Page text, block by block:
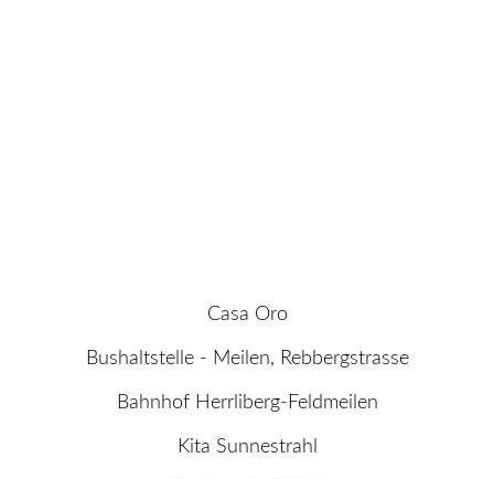
Casa Oro
Bushaltstelle - Meilen, Rebbergstrasse
Bahnhof Herrliberg-Feldmeilen
Kita Sunnestrahl